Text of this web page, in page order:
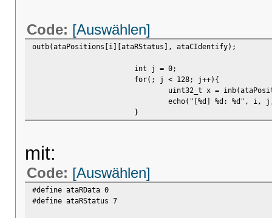
Code: [Auswählen]
outb(ataPositions[i][ataRStatus], ataCIdentify);
int j = 0;
for(; j < 128; j++){
uint32_t x =
echo("[%d] %d: %d", i,
}
mit:
Code: [Auswählen]
#define ataRData 0
#define ataRStatus 7